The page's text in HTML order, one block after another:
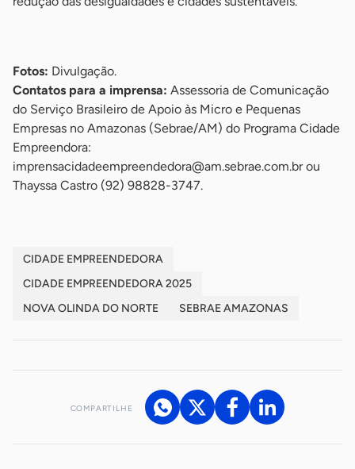
Fotos: Divulgação.
Contatos para a imprensa: Assessoria de Comunicação
do Serviço Brasileiro de Apoio às Micro e Pequenas
Empresas no Amazonas (Sebrae/AM) do Programa Cidade
Empreendora:
imprensacidadeempreendedora@am.sebrae.com.brou
Thayssa Castro (92) 98828-3747.
CIDADE EMPREENDEDORA
CIDADE EMPREENDEDORA 2025
NOVA OLINDA DO NORTE
SEBRAE AMAZONAS
COMPARTILHE